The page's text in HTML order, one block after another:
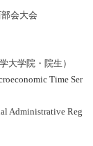
会大会
学院・院生）
Time Ser
Reg